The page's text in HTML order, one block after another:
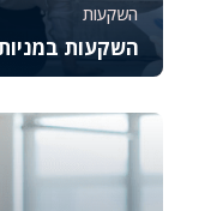
השקעות
השקעות
וההזדמנ...